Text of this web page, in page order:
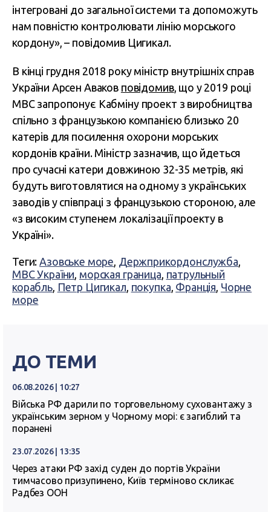
інтегровані до загальної системи та допоможуть
нам повністю контролювати лінію морського
кордону», – повідомив Цигикал.
В кінці грудня 2018 року міністр внутрішніх справ
України Арсен Аваков повідомив, що у 2019 році
МВС запропонує Кабміну проект з виробництва
спільно з французькою компанією близько 20
катерів для посилення охорони морських
кордонів країни. Міністр зазначив, що йдеться
про сучасні катери довжиною 32-35 метрів, які
будуть виготовлятися на одному з українських
заводів у співпраці з французькою стороною, але
«з високим ступенем локалізації проекту в
Україні».
Теги:Азовське море, Держприкордонслужба,
МВС України, морская граница, патрульный
корабль, Петр Цигикал, покупка, Франція, Чорне
море
ДО ТЕМИ
06.08.2026 | 10:27
Війська РФ дарили по торговельному суховантажу з
українським зерном у Чорному морі: є загиблий та
поранені
23.07.2026 | 13:35
Через атаки РФ захід суден до портів України
тимчасово призупинено, Київ терміново скликає
Радбез ООН